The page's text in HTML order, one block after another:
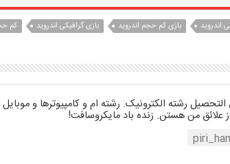
اندروید بازی کم حجم اندروید بازی گرافیکی اندروید کم
رشته الکترونیک. رشته ام و کامپیوترها و موبایل
علائق من هستن. زنده باد مایکروسافت!